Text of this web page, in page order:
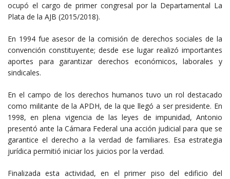
ocupó el cargo de primer congresal por la Departamental La
Plata de la AJB (2015/2018).
En 1994 fue asesor de la comisión de derechos sociales de la
convención constituyente; desde ese lugar realizó importantes
aportes para garantizar derechos económicos, laborales y
sindicales.
En el campo de los derechos humanos tuvo un rol destacado
como militante de la APDH, de la que llegó a ser presidente. En
1998, en plena vigencia de las leyes de impunidad, Antonio
presentó ante la Cámara Federal una acción judicial para que se
garantice el derecho a la verdad de familiares. Esa estrategia
jurídica permitió iniciar los juicios por la verdad.
Finalizada esta actividad, en el primer piso del edificio del